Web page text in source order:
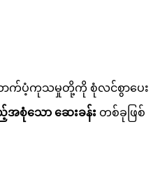
ထောက်ပံ့ကုသမှုတို့ကို စုံလင်စွာပေး
အစုံသော ဆေးခန်း တစ်ခုဖြစ်